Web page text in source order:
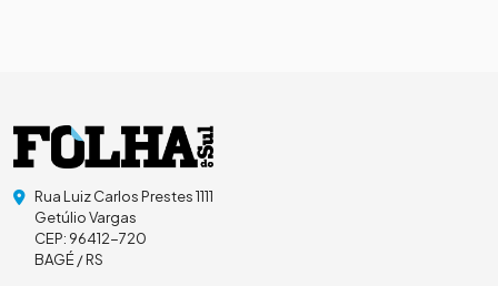
Rua Luiz Carlos Prestes 1111
Getúlio Vargas
CEP: 96412-720
BAGÉ / RS